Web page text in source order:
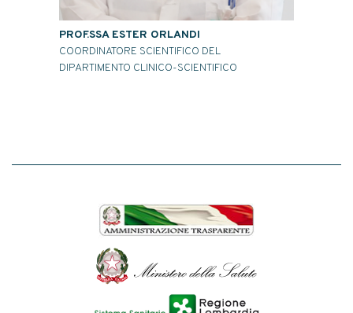
PROF.SSA ESTER ORLANDI
COORDINATORE SCIENTIFICO DEL
DIPARTIMENTO CLINICO-SCIENTIFICO